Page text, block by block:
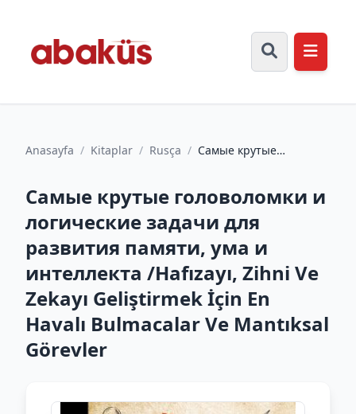
Anasayfa / Kitaplar / Rusça / Самые крутые
развития памяти,...
Самые крутые головоломки и
логические задачи для
развития памяти, ума и
интеллекта /Hafızayı, Zihni Ve
Zekayı Geliştirmek İçin En
Havalı Bulmacalar Ve Mantıksal
Görevler